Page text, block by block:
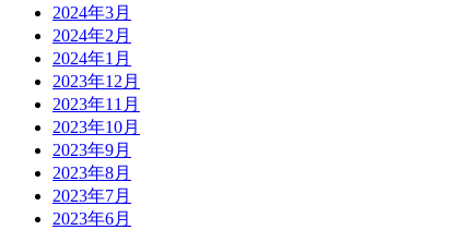
2024年3月
2024年2月
2024年1月
2023年12月
2023年11月
2023年10月
2023年9月
2023年8月
2023年7月
2023年6月